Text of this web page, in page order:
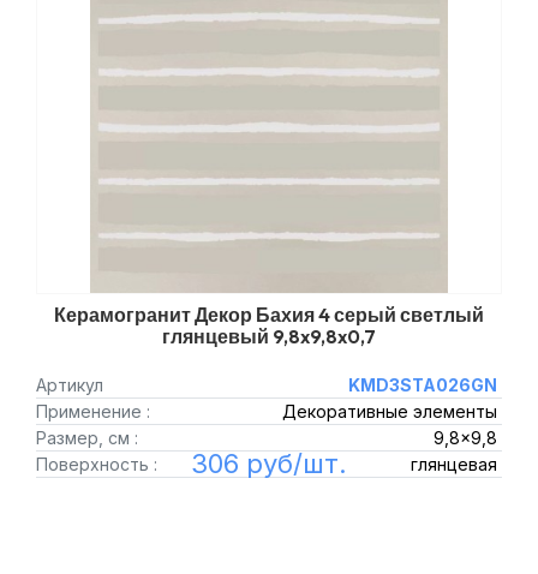
Керамогранит Декор Бахия 4 серый светлый
глянцевый 9,8x9,8x0,7
Артикул
KMD3STA026GN
Применение :
Декоративные элементы
Размер, см :
9,8x9,8
Поверхность :
глянцевая
306 руб/шт.